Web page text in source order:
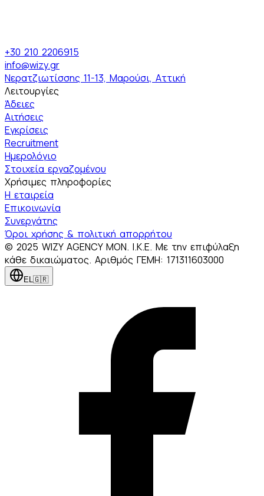
+30 210 2206915
info@wizy.gr
Νερατζιωτίσσης 11-13, Μαρούσι, Αττική
Λειτουργίες
Άδειες
Αιτήσεις
Εγκρίσεις
Recruitment
Ημερολόγιο
Στοιχεία εργαζομένου
Χρήσιμες πληροφορίες
Η εταιρεία
Επικοινωνία
Συνεργάτης
Όροι χρήσης & πολιτική απορρήτου
© 2025 WIZY AGENCY MON. I.K.E. Με την επιφύλαξη
κάθε δικαιώματος. Αριθμός ΓΕΜΗ: 171311603000
EL🇬🇷